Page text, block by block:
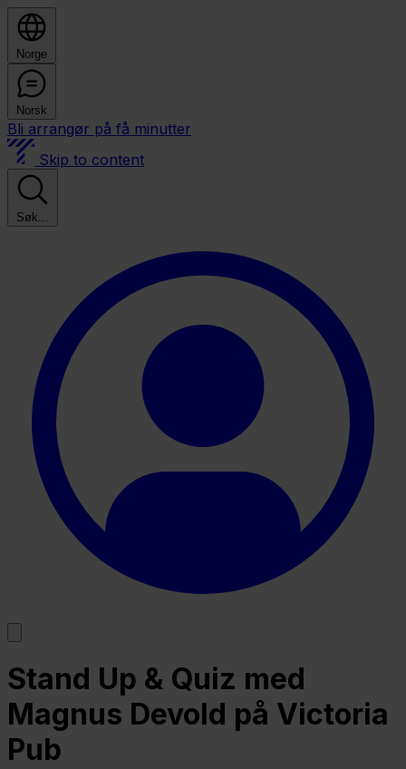
Norge
Norsk
Bli arrangør på få minutter
Skip to content
Søk...
Stand Up & Quiz med
Magnus Devold på Victoria
Pub